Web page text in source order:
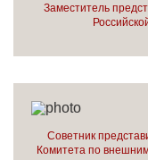
Заместитель
Советник
Комитета по